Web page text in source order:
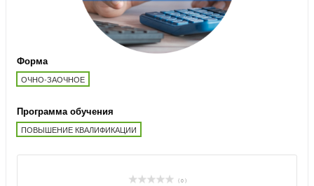
Форма
ОЧНО-ЗАОЧНОЕ
Программа обучения
ПОВЫШЕНИЕ КВАЛИФИКАЦИИ
( 0 )